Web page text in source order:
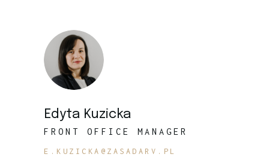
Edyta Kuzicka
FRONT OFFICE MANAGER
E.KUZICKA@ZASADARV.PL